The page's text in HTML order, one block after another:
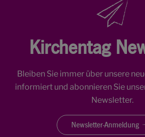
Kirchentag
Bleiben Sie immer über unsere
informiert und abonnieren Sie
Newsletter.
Newsletter-Anmeldung